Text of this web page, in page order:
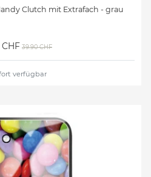
Clutch mit Extrafach - grau
CHF 39.90 CHF
verfügbar